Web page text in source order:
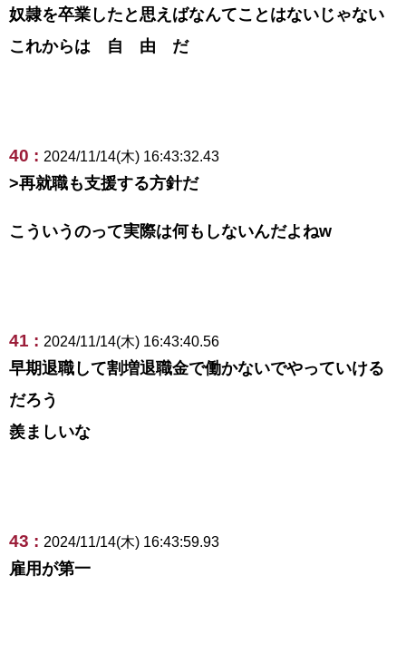
奴隷を卒業したと思えばなんてことはないじゃない
これからは 自 由 だ
40 : 2024/11/14(木) 16:43:32.43
>再就職も支援する方針だ
こういうのって実際は何もしないんだよねw
41 : 2024/11/14(木) 16:43:40.56
早期退職して割増退職金で働かないでやっていける
だろう
羨ましいな
43 : 2024/11/14(木) 16:43:59.93
雇用が第一